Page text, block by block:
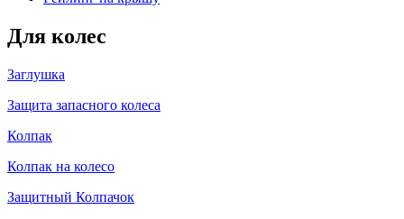
Для колес
Заглушка
Защита запасного колеса
Колпак
Колпак на колесо
Защитный Колпачок